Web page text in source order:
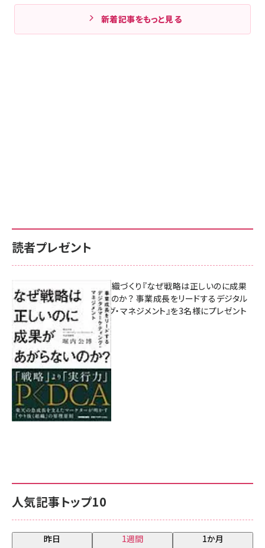
新着記事をもっと見る
人気記事トップ10
昨日 1週間 1か月
読者プレゼント
成果を生む組織づくり『なぜ戦略は正しいのに成果
があがらないのか？ 事業成長をリードするデジタル
マーケティング・マネジメント』を3名様にプレゼント
8月7日 10:00